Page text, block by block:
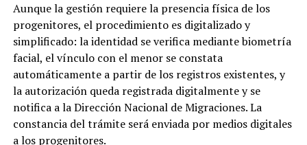
Aunque la gestión requiere la presencia física de los
progenitores, el procedimiento es digitalizado y
simplificado: la identidad se verifica mediante biometría
facial, el vínculo con el menor se constata
automáticamente a partir de los registros existentes, y
la autorización queda registrada digitalmente y se
notifica a la Dirección Nacional de Migraciones. La
constancia del trámite será enviada por medios digitales
a los progenitores.